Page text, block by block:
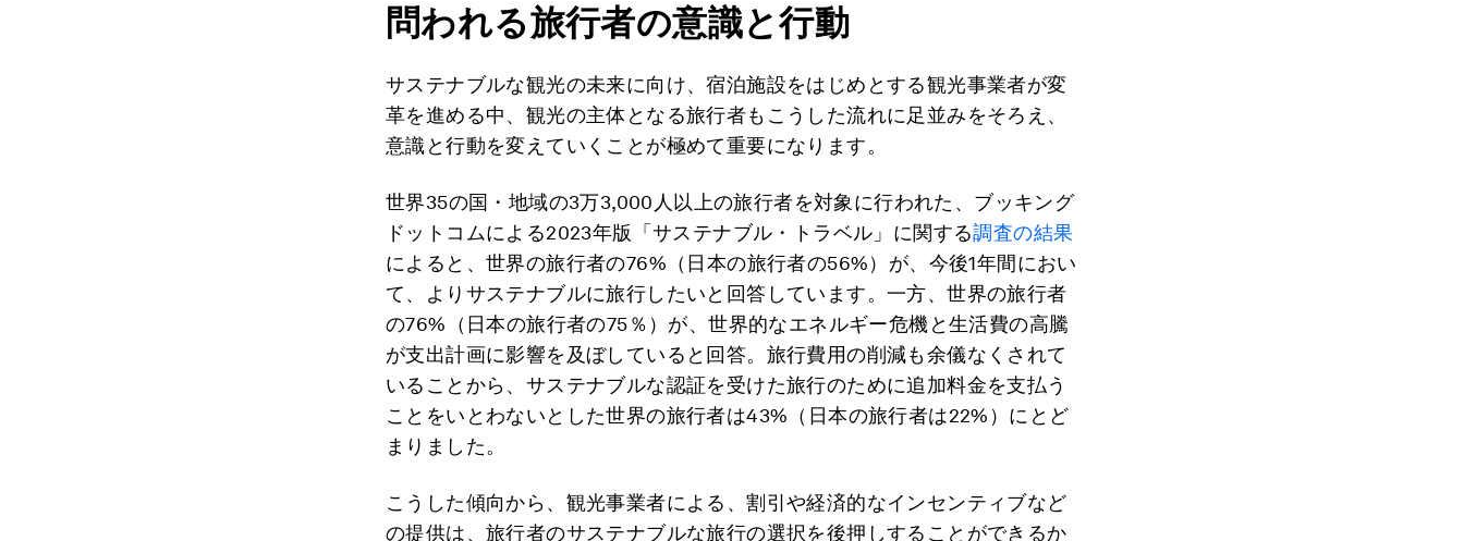
問われる旅行者の意識と行動
サステナブルな観光の未来に向け、宿泊施設をはじめとする観光事業者が変
革を進める中、観光の主体となる旅行者もこうした流れに足並みをそろえ、
意識と行動を変えていくことが極めて重要になります。
世界35の国・地域の3万3,000人以上の旅行者を対象に行われた、ブッキング
ドットコムによる2023年版「サステナブル・トラベル」に関する調査の結果
によると、世界の旅行者の76%（日本の旅行者の56%）が、今後1年間におい
て、よりサステナブルに旅行したいと回答しています。一方、世界の旅行者
の76%（日本の旅行者の75％）が、世界的なエネルギー危機と生活費の高騰
が支出計画に影響を及ぼしていると回答。旅行費用の削減も余儀なくされて
いることから、サステナブルな認証を受けた旅行のために追加料金を支払う
ことをいとわないとした世界の旅行者は43%（日本の旅行者は22%）にとど
まりました。
こうした傾向から、観光事業者による、割引や経済的なインセンティブなど
の提供は、旅行者のサステナブルな旅行の選択を後押しすることができるか